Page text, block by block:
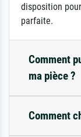
disposition
parfaite.
Comment
ma pièce ?
Comment